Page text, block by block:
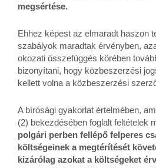
megsértése.
Ehhez képest az elmaradt haszon
szabályok maradtak érvényben,
okozati összefüggés körében
bizonyítani, hogy közbeszerzési
kellett volna a közbeszerzési
A bírósági gyakorlat értelmében,
(2) bekezdésében foglalt feltételek
polgári perben fellépő felperes
költségeinek a megtérítését
kizárólag azokat a költségeket